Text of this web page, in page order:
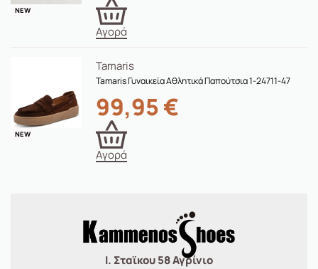
NEW
Αγορά
NEW
Tamaris
Tamaris Γυναικεία Αθλητικά Παπούτσια 1-24711-47
99,95€
Αγορά
Ι. Σταϊκου 58 Αγρίνιο